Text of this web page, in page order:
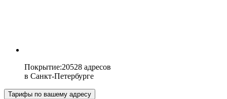
Покрытие:20528 адресов
в Санкт-Петербурге
Тарифы по вашему адресу